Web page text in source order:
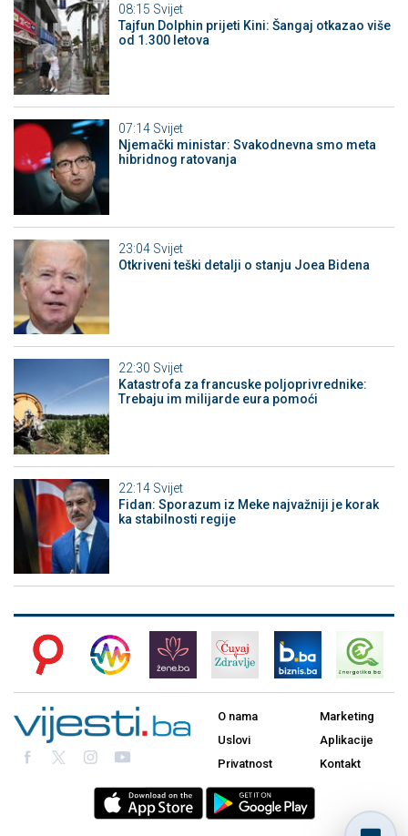
08:15 Svijet
Tajfun Dolphin prijeti Kini: Šangaj otkazao više
od 1.300 letova
07:14 Svijet
Njemački ministar: Svakodnevna smo meta
hibridnog ratovanja
23:04 Svijet
Otkriveni teški detalji o stanju Joea Bidena
22:30 Svijet
Katastrofa za francuske poljoprivrednike:
Trebaju im milijarde eura pomoći
22:14 Svijet
Fidan: Sporazum iz Meke najvažniji je korak
ka stabilnosti regije
O nama
Uslovi
Privatnost
Marketing
Aplikacije
Kontakt